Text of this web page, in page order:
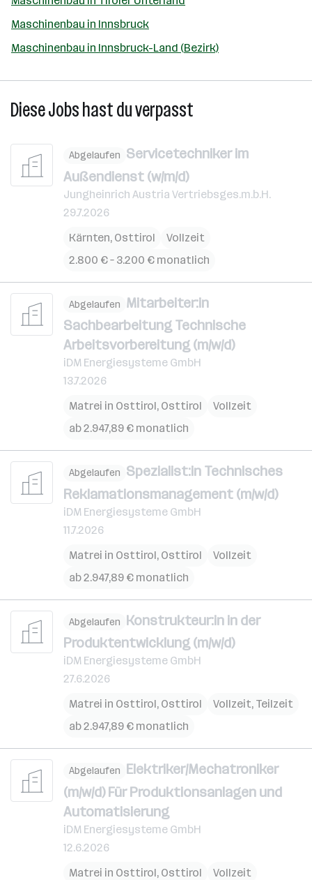
Maschinenbau in Innsbruck
Maschinenbau in Innsbruck-Land (Bezirk)
Diese Jobs hast du verpasst
Abgelaufen Servicetechniker im
Außendienst (w/m/d)
Jungheinrich Austria Vertriebsges.m.b.H.
29.7.2026
Kärnten, Osttirol
Vollzeit
2.800 € – 3.200 € monatlich
Abgelaufen Mitarbeiter:in
Sachbearbeitung Technische
Arbeitsvorbereitung (m/w/d)
iDM Energiesysteme GmbH
13.7.2026
Matrei in Osttirol, Osttirol
Vollzeit
ab 2.947,89 € monatlich
Abgelaufen Spezialist:in Technisches
Reklamationsmanagement (m/w/d)
iDM Energiesysteme GmbH
11.7.2026
Matrei in Osttirol, Osttirol
Vollzeit
ab 2.947,89 € monatlich
Abgelaufen Konstrukteur:in in der
Produktentwicklung (m/w/d)
iDM Energiesysteme GmbH
27.6.2026
Matrei in Osttirol, Osttirol
Vollzeit, Teilzeit
ab 2.947,89 € monatlich
Abgelaufen Elektriker/Mechatroniker
(m/w/d) Für Produktionsanlagen und
Automatisierung
iDM Energiesysteme GmbH
12.6.2026
Matrei in Osttirol, Osttirol
Vollzeit